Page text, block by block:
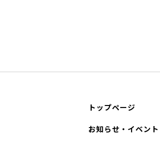
トップページ
お知らせ・イベント